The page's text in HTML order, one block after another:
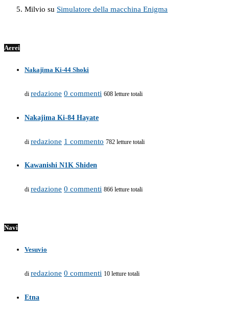
Milvio su Simulatore della macchina Enigma
Aerei
Nakajima Ki-44 Shoki
di redazione 0 commenti 608 letture totali
Nakajima Ki-84 Hayate
di redazione 1 commento 782 letture totali
Kawanishi N1K Shiden
di redazione 0 commenti 866 letture totali
Navi
Vesuvio
di redazione 0 commenti 10 letture totali
Etna